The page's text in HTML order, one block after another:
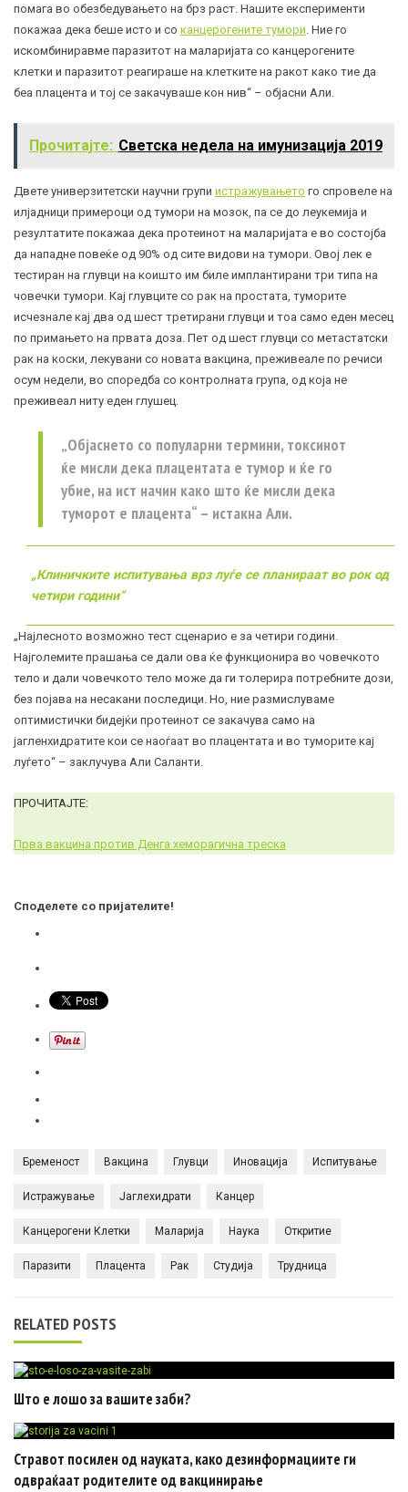
помага во обезбедувањето на брз раст. Нашите експерименти
покажаа дека беше исто и со канцерогените тумори . Ние го
искомбиниравме паразитот на маларијата со канцерогените
клетки и паразитот реагираше на клетките на ракот како тие да
беа плацента и тој се закачуваше кон нив“ – објасни Али.
Прочитајте: Светска недела на имунизација 2019
Двете универзитетски научни групи истражувањето го спровеле на
илјадници примероци од тумори на мозок, па се до леукемија и
резултатите покажаа дека протеинот на маларијата е во состојба
да нападне повеќе од 90% од сите видови на тумори. Овој лек е
тестиран на глувци на коишто им биле имплантирани три типа на
човечки тумори. Кај глувците со рак на простата, туморите
исчезнале кај два од шест третирани глувци и тоа само еден месец
по примањето на првата доза. Пет од шест глувци со метастатски
рак на коски, лекувани со новата вакцина, преживеале по речиси
осум недели, во споредба со контролната група, од која не
преживеал ниту еден глушец.
„Објаснето со популарни термини, токсинот
ќе мисли дека плацентата е тумор и ќе го
убие, на ист начин како што ќе мисли дека
туморот е плацента“ – истакна Али.
„Клиничките испитувања врз луѓе се планираат во рок од
четири години“
„Најлесното возможно тест сценарио е за четири години.
Најголемите прашања се дали ова ќе функционира во човечкото
тело и дали човечкото тело може да ги толерира потребните дози,
без појава на несакани последици. Но, ние размислуваме
оптимистички бидејќи протеинот се закачува само на
јагленхидратите кои се наоѓаат во плацентата и во туморите кај
луѓето“ – заклучува Али Саланти.
ПРОЧИТАЈТЕ:
Прва вакцина против Денга хеморагична треска
Споделете со пријателите!
Бременост Вакцина Глувци Иновација Испитување
Истражување Јаглехидрати Канцер
Канцерогени Клетки Маларија Наука Откритие
Паразити Плацента Рак Студија Трудница
RELATED POSTS
Што е лошо за вашите заби?
Стравот посилен од науката, како дезинформациите ги
одвраќаат родителите од вакцинирање